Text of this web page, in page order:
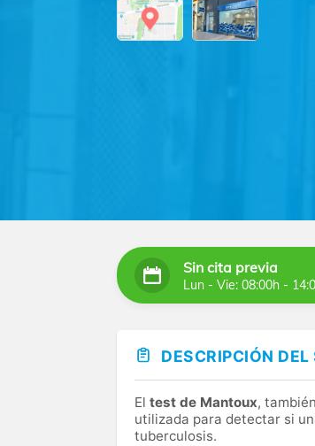
Sin cita previa
Lun - Vie: 08:00h -
DESCRIPCIÓN DEL
El test de Mantoux,
utilizada para detectar si
tuberculosis.